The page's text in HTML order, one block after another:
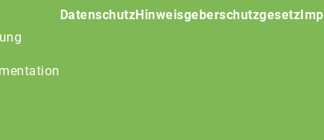
DatenschutzHinweisgeberschutzgesetz